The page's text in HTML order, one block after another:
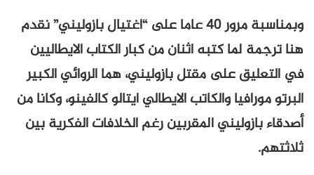
وبمناسبة مرور 40 عاما على “اغتيال بازوليني” نقدم
هنا ترجمة لما كتبه اثنان من كبار الكتاب الايطاليين
في التعليق على مقتل بازوليني، هما الروائي الكبير
البرتو مورافيا والكاتب الايطالي ايتالو كالفينو، وكانا من
أصدقاء بازوليني المقربين رغم الخلافات الفكرية بين
ثلاثتهم.